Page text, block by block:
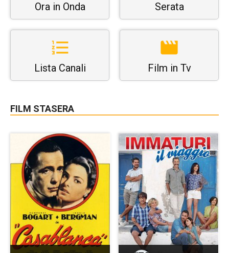
Ora in Onda Serata
Lista Canali Film in Tv
FILM STASERA